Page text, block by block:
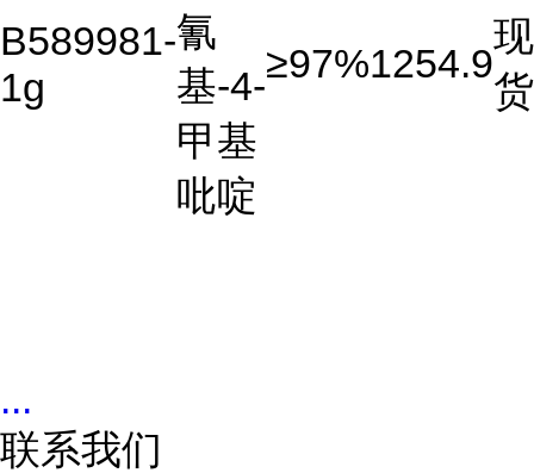
B589981-
1g
氰
基-4-
甲基
吡啶
≥97%1254.9
现
货
...
联系我们